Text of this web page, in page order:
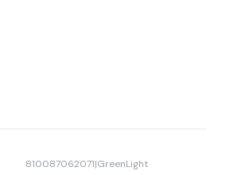
810087062071|GreenLight